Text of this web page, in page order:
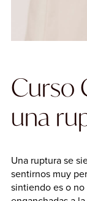
Curso
una
Una ruptura se
sentirnos muy
sintiendo es o